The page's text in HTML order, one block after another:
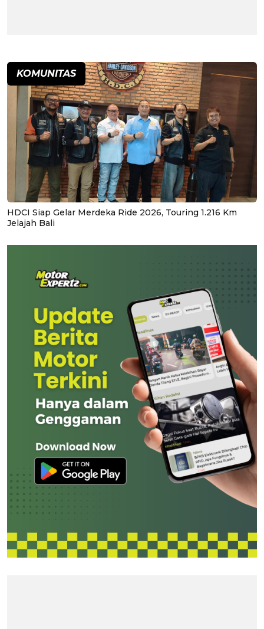
KOMUNITAS
HDCI Siap Gelar Merdeka Ride 2026, Touring 1.216 Km
Jelajah Bali